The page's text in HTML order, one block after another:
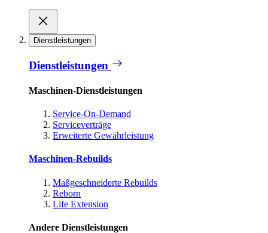
Dienstleistungen
Dienstleistungen
Maschinen-Dienstleistungen
Service-On-Demand
Serviceverträge
Erweiterte Gewährleistung
Maschinen-Rebuilds
Maßgeschneiderte Rebuilds
Reborn
Life Extension
Andere Dienstleistungen